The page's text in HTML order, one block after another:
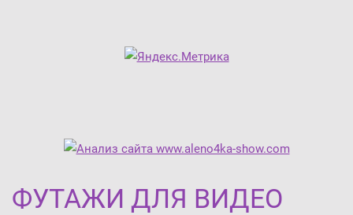
ФУТАЖИ ДЛЯ ВИДЕО